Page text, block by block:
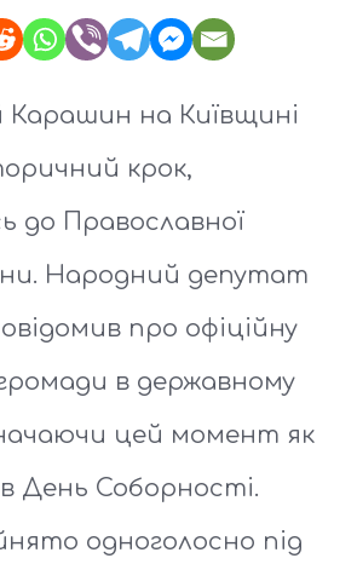
Карашин на Київщині
крок,
до Православної
Народний депутат
про офіційну
в державному
цей момент як
День Соборності.
одноголосно під